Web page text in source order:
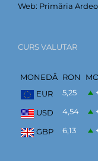
Web: Primăria
CURS VALUTAR
MONEDĂ RON
EUR
5,25
USD 4,54
GBP 6,13